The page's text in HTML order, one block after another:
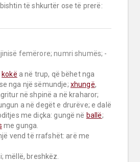
të shkurtër ose të prerë:
femërore; numri shumës; -
kokë a në trup, që bëhet nga
nga një sëmundje; xhungë,
në shpinë a në kraharor;
a në degët e drurëve; e dalë
me diçka: gungë në ballë;
me gunga.
vend të rrafshët: arë me
mëllë, breshkëz.